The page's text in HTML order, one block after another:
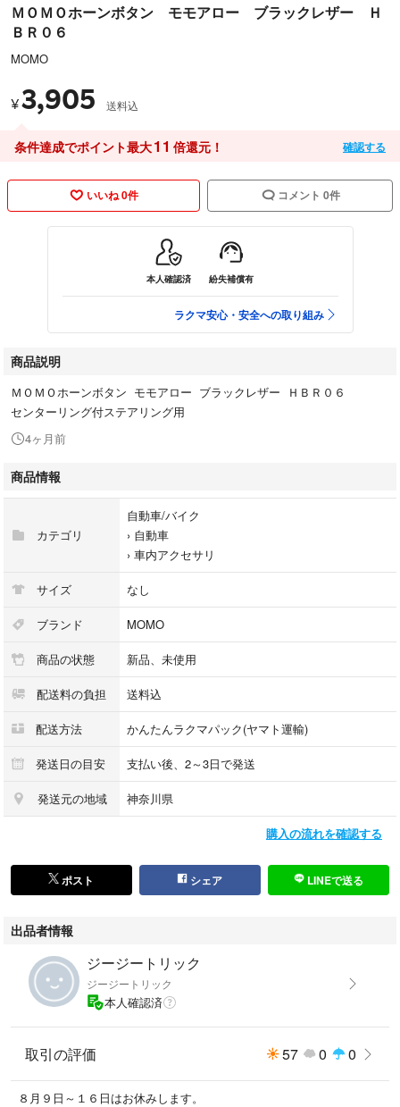
ＭＯＭＯホーンボタン モモアロー ブラックレザー Ｈ
ＢＲ０６
MOMO
¥3,905 送料込
条件達成でポイント最大11 倍還元！ 確認する
いいね 0件 コメント 0件
本人確認済 紛失補償有
ラクマ安心・安全への取り組み
商品説明
ＭＯＭＯホーンボタン モモアロー ブラックレザー ＨＢＲ０６
センターリング付ステアリング用
4ヶ月前
商品情報
カテゴリ
自動車/バイク
› 自動車
› 車内アクセサリ
サイズ なし
ブランド MOMO
商品の状態 新品、未使用
配送料の負担 送料込
配送方法 かんたんラクマパック(ヤマト運輸)
発送日の目安 支払い後、2～3日で発送
発送元の地域 神奈川県
購入の流れを確認する
ポスト シェア LINEで送る
出品者情報
ジージートリック
ジージートリック
本人確認済
取引の評価 57 0 0
８月９日～１６日はお休みします。